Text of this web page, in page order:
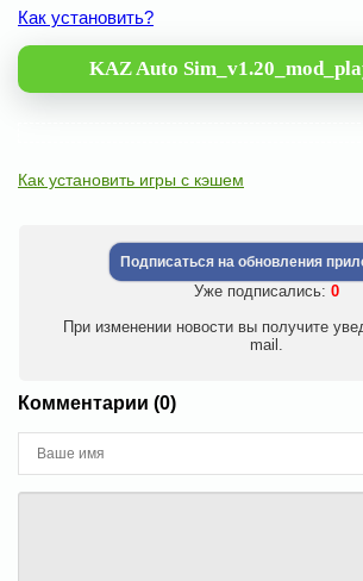
Как установить?
KAZ Auto
Как установить игры с кэшем
Подписаться на обновления
Уже подписались: 0
При изменении новости вы получите
mail.
Комментарии (0)